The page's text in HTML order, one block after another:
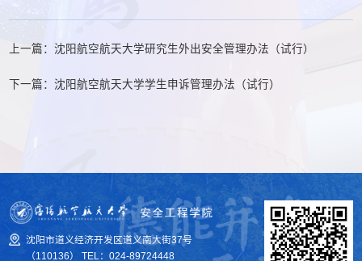
上一篇：沈阳航空航天大学研究生外出安全管理办法（试行）
下一篇：沈阳航空航天大学学生申诉管理办法（试行）
沈阳市道义经济开发区道义南大街37号
（110136） TEL：024-89724448